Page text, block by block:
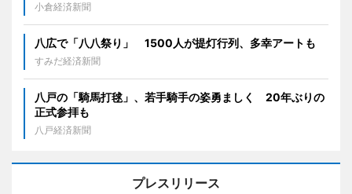
小倉経済新聞
八広で「八八祭り」 1500人が提灯行列、多幸アートも
すみだ経済新聞
八戸の「騎馬打毬」、若手騎手の姿勇ましく 20年ぶりの
正式参拝も
八戸経済新聞
プレスリリース